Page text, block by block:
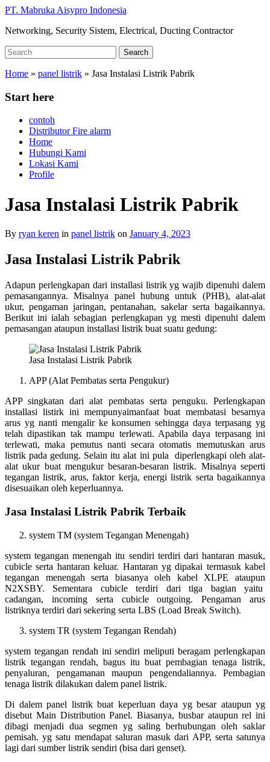
Skip
main
PT. Mabruka Aisypro Indonesia
Networking, Security Sistem, Electrical, Ducting Contractor
Search
for:
Search
Home » panel listrik » Jasa Instalasi Listrik Pabrik
Start here
contoh
Distributor Fire alarm
Home
Hubungi Kami
Lokasi Kami
Profile
Jasa Instalasi Listrik Pabrik
By ryan keren in panel listrik on January 4, 2023
Jasa Instalasi Listrik Pabrik
Adapun perlengkapan dari installasi listrik yg wajib dipenuhi dalem
pemasangannya. Misalnya panel hubung untuk (PHB), alat-alat
ukur, pengaman jaringan, pentanahan, sakelar serta bagaikannya.
Berikut ini ialah sebagian perlengkapan yg mesti dipenuhi dalem
pemasangan ataupun installasi listrik buat suatu gedung:
Jasa Instalasi Listrik Pabrik
APP (Alat Pembatas serta Pengukur)
APP singkatan dari alat pembatas serta penguku. Perlengkapan
installasi listirk ini mempunyaimanfaat buat membatasi besarnya
arus yg nanti mengalir ke konsumen sehingga daya terpasang yg
telah dipastikan tak mampu terlewati. Apabila daya terpasang ini
terlewati, maka pemutus nanti secara otomatis memutuskan arus
listrik pada gedung. Selain itu alat ini pula diperlengkapi oleh alat-
alat ukur buat mengukur besaran-besaran listrik. Misalnya seperti
tegangan listrik, arus, faktor kerja, energi listrik serta bagaikannya
disesuaikan oleh keperluannya.
Jasa Instalasi Listrik Pabrik Terbaik
system TM (system Tegangan Menengah)
system tegangan menengah itu sendiri terdiri dari hantaran masuk,
cubicle serta hantaran keluar. Hantaran yg dipakai termasuk kabel
tegangan menengah serta biasanya oleh kabel XLPE ataupun
N2XSBY. Sementara cubicle terdiri dari tiga bagian yaitu
cadangan, incoming serta cubicle outgoing. Pengaman arus
listriknya terdiri dari sekering serta LBS (Load Break Switch).
system TR (system Tegangan Rendah)
system tegangan rendah ini sendiri meliputi beragam perlengkapan
listrik tegangan rendah, bagus itu buat pembagian tenaga listrik,
penyaluran, pengamanan maupun pengendaliannya. Pembagian
tenaga listrik dilakukan dalem panel listrik.
Di dalem panel listrik buat keperluan daya yg besar ataupun yg
disebut Main Distribution Panel. Biasanya, busbar ataupun rel ini
dibagi menjadi dua segmen yg saling berhubungan oleh saklar
pemisah. yg satu mendapat saluran masuk dari APP, serta satunya
lagi dari sumber listrik sendiri (bisa dari genset).